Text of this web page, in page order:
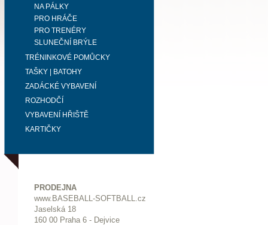
NA PÁLKY
PRO HRÁČE
PRO TRENÉRY
SLUNEČNÍ BRÝLE
TRÉNINKOVÉ POMŮCKY
TAŠKY | BATOHY
ZADÁCKÉ VYBAVENÍ
ROZHODČÍ
VYBAVENÍ HŘIŠTĚ
KARTIČKY
PRODEJNA
www.BASEBALL-SOFTBALL.cz
Jaselská 18
160 00 Praha 6 - Dejvice